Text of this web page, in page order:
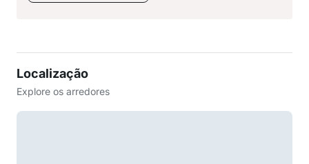
Localização
Explore os arredores